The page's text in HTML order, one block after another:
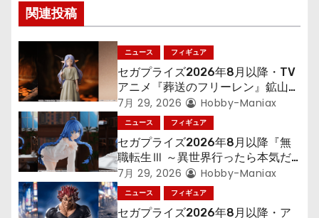
ー
シ
ョ
ン
関連投稿
ニュース フィギュア
セガプライズ2026年8月以降・TV
アニメ『葬送のフリーレン』鉱山で
300年働くことになっっちゃった
「フリーレン」を立体化！
7月 29, 2026 Hobby-Maniax
ニュース フィギュア
セガプライズ2026年8月以降『無
職転生Ⅲ ～異世界行ったら本気だ
す～』から「ロキシー」のフィギュ
アが登場！
7月 29, 2026 Hobby-Maniax
ニュース フィギュア
セガプライズ2026年8月以降・ア